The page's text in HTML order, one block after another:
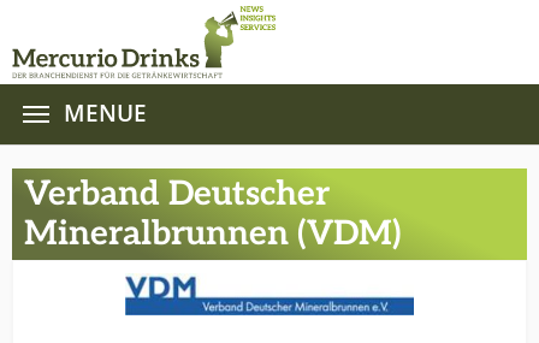
MENUE
Verband Deutscher
Mineralbrunnen (VDM)